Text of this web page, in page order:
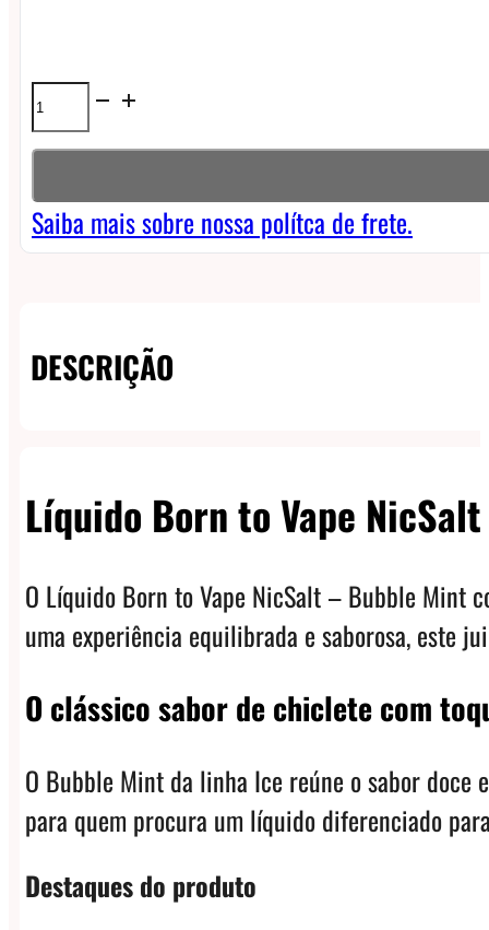
Líquido
Born
Vape
NicSalt
Mint
Saiba mais sobre nossa polítca de frete.
DESCRIÇÃO
Líquido Born to Vape
O Líquido Born to Vape NicSalt – Bubble Mint
uma experiência equilibrada e saborosa, este
O clássico sabor de chiclete com
O Bubble Mint da linha Ice reúne o sabor doce
para quem procura um líquido diferenciado
Destaques do produto